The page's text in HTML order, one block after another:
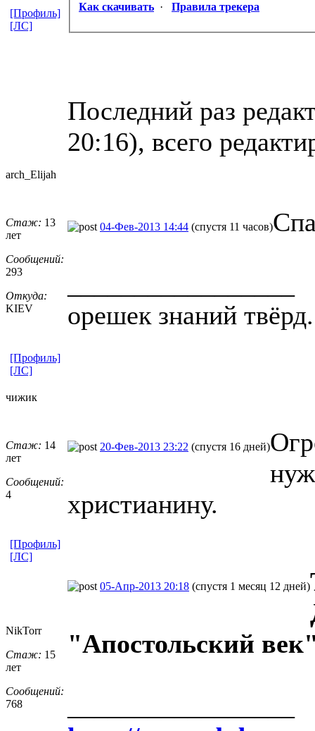
Как скачивать · Правила трекера
Последний раз
20:16), всего
[Профиль]
[ЛС]
arch_Elijah
Стаж: 13
лет
Сообщений:
293
Откуда:
KIEV
04-Фев-2013 14:44 (спустя 11 часов)
орешек знаний
[Профиль]
[ЛС]
чижик
Стаж: 14
лет
Сообщений:
4
20-Фев-2013 23:22 (спустя 16 дней)
христианину.
[Профиль]
[ЛС]
NikTorr
Стаж: 15
лет
Сообщений:
768
05-Апр-2013 20:18 (спустя 1 месяц 12 дней)
"Апостольский